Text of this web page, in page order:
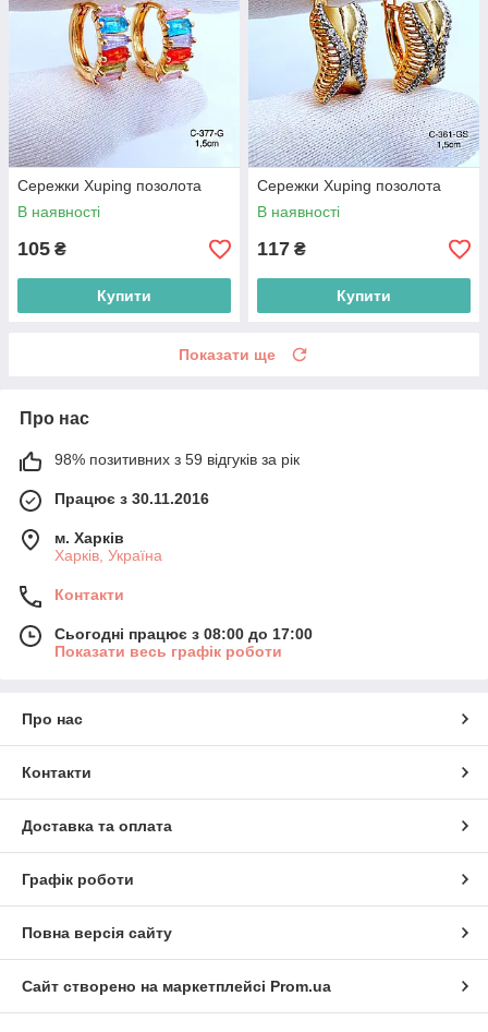
Сережки Xuping позолота
В наявності
105 ₴
Купити
Сережки Xuping позолота
В наявності
117 ₴
Купити
Показати ще
Про нас
98% позитивних з 59 відгуків за рік
Працює з 30.11.2016
м. Харків
Харків, Україна
Контакти
Сьогодні працює з 08:00 до 17:00
Показати весь графік роботи
Про нас
Контакти
Доставка та оплата
Графік роботи
Повна версія сайту
Сайт створено на маркетплейсі Prom.ua